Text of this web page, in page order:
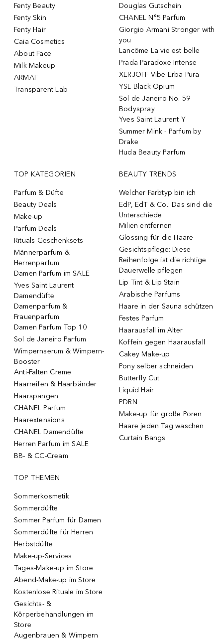
Fenty Beauty
Fenty Skin
Fenty Hair
Caia Cosmetics
About Face
Milk Makeup
ARMAF
Transparent Lab
Douglas Gutschein
CHANEL N°5 Parfum
Giorgio Armani Stronger with
you
Lancôme La vie est belle
Prada Paradoxe Intense
XERJOFF Vibe Erba Pura
YSL Black Opium
Sol de Janeiro No. 59
Bodyspray
Yves Saint Laurent Y
Summer Mink - Parfum by
Drake
Huda Beauty Parfum
TOP KATEGORIEN
Parfum & Düfte
Beauty Deals
Make-up
Parfum-Deals
Rituals Geschenksets
Männerparfum &
Herrenparfum
Damen Parfum im SALE
Yves Saint Laurent
Damendüfte
Damenparfum &
Frauenparfum
Damen Parfum Top 10
Sol de Janeiro Parfum
Wimpernserum & Wimpern-
Booster
Anti-Falten Creme
Haarreifen & Haarbänder
Haarspangen
CHANEL Parfum
Haarextensions
CHANEL Damendüfte
Herren Parfum im SALE
BB- & CC-Cream
BEAUTY TRENDS
Welcher Farbtyp bin ich
EdP, EdT & Co.: Das sind die
Unterschiede
Milien entfernen
Glossing für die Haare
Gesichtspflege: Diese
Reihenfolge ist die richtige
Dauerwelle pflegen
Lip Tint & Lip Stain
Arabische Parfums
Haare in der Sauna schützen
Festes Parfum
Haarausfall im Alter
Koffein gegen Haarausfall
Cakey Make-up
Pony selber schneiden
Butterfly Cut
Liquid Hair
PDRN
Make-up für große Poren
Haare jeden Tag waschen
Curtain Bangs
TOP THEMEN
Sommerkosmetik
Sommerdüfte
Sommer Parfum für Damen
Sommerdüfte für Herren
Herbstdüfte
Make-up-Services
Tages-Make-up im Store
Abend-Make-up im Store
Kostenlose Rituale im Store
Gesichts- &
Körperbehandlungen im
Store
Augenbrauen & Wimpern